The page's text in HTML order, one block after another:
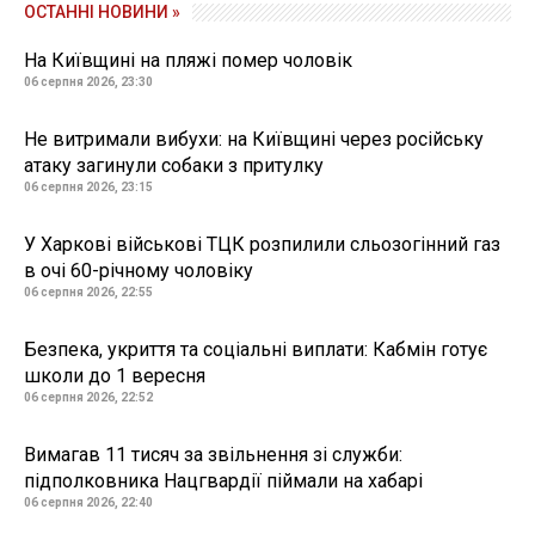
ОСТАННІ НОВИНИ »
На Київщині на пляжі помер чоловік
06 серпня 2026, 23:30
Не витримали вибухи: на Київщині через російську
атаку загинули собаки з притулку
06 серпня 2026, 23:15
У Харкові військові ТЦК розпилили сльозогінний газ
в очі 60-річному чоловіку
06 серпня 2026, 22:55
Безпека, укриття та соціальні виплати: Кабмін готує
школи до 1 вересня
06 серпня 2026, 22:52
Вимагав 11 тисяч за звільнення зі служби:
підполковника Нацгвардії піймали на хабарі
06 серпня 2026, 22:40